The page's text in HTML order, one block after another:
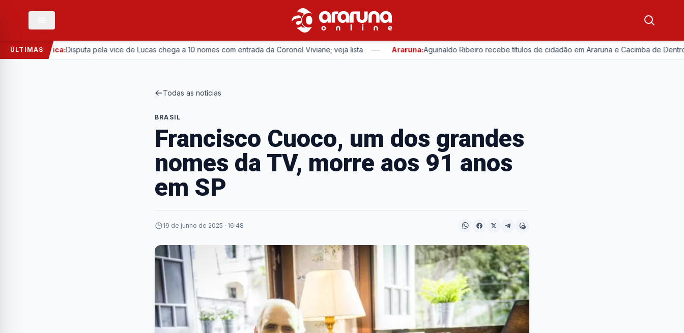
ÚLTIMAS
Política: Disputa pela vice de Lucas chega a 10 nomes com entrada da Coronel Viviane; veja lista — Araruna:Aguinaldo Ribeiro recebe títulos de cidadão em Araruna e Cacimba de Dentro —
Todas as notícias
BRASIL
Francisco Cuoco, um dos grandes
nomes da TV, morre aos 91 anos
em SP
19 de junho de 2025 · 16:48